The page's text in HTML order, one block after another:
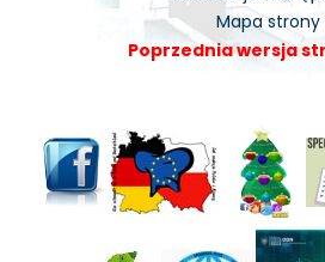
Mapa strony
Poprzednia wersja